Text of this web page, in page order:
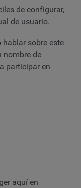
de configurar,
de usuario.
hablar sobre este
nombre de
participar en
aquí en